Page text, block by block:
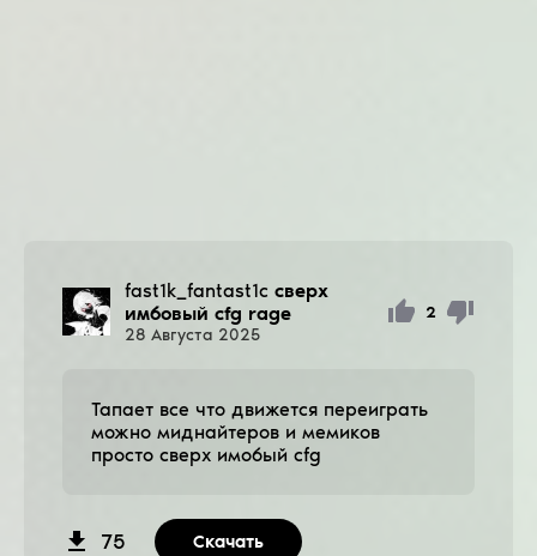
fast1k_fantast1c сверх
имбовый cfg rage
28 Августа 2025
2
Тапает все что движется переиграть
можно миднайтеров и мемиков
просто сверх имобый cfg
75 Скачать